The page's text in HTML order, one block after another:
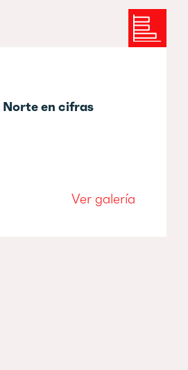
en cifras
Ver galería